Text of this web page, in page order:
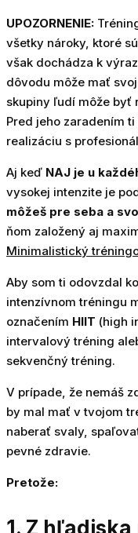
UPOZORNENIE:
všetky nároky, ktoré
však dochádza k
dôvodu môže mať
skupiny ľudí môže byť
Pred jeho zaradením
realizáciu s
Aj keď NAJ je u
vysokej intenzite je
môžeš pre seba a
ňom založený aj
Minimalistický
Aby som ti odovzdal
intenzívnom tréningu
označením HIIT (high
intervalový tréning
sekvenčný tréning.
V prípade, že nemáš
by mal mať v tvojom
naberať svaly,
pevné zdravie.
Pretože:
1. Z